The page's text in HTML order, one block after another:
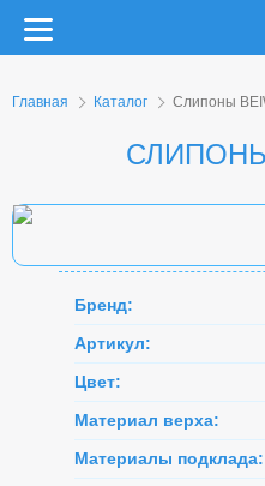
Главная Каталог Слипоны
СЛИПОНЫ
Бренд:
Артикул:
Цвет:
Материал верха:
Материалы подклада: